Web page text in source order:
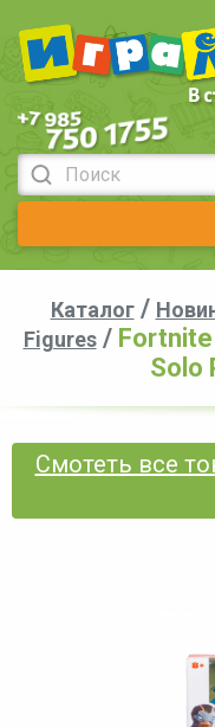
Каталог/
Figures/
Solo
Смотеть все